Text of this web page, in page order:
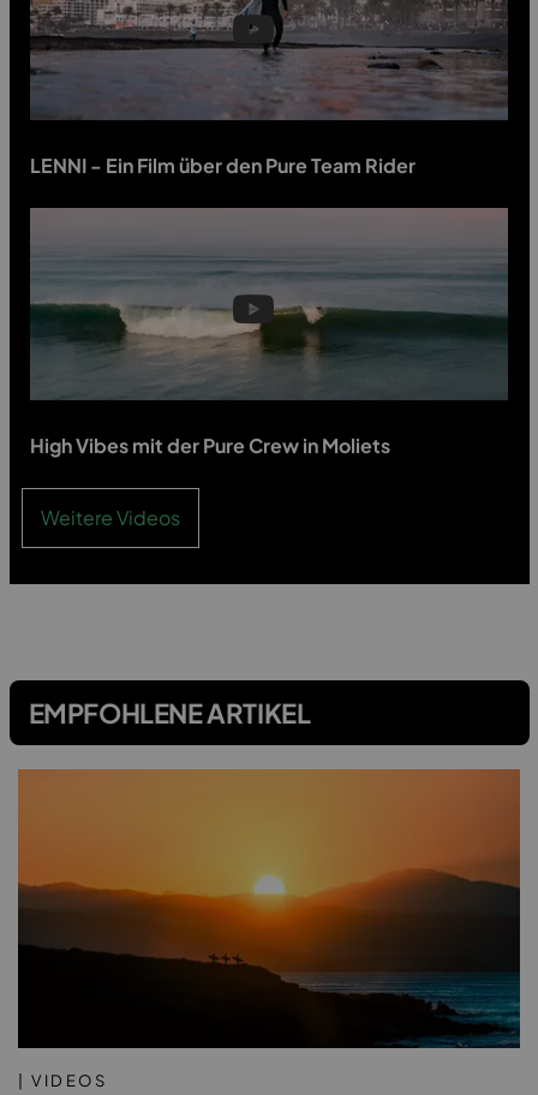
LENNI - Ein Film über den Pure Team Rider
High Vibes mit der Pure Crew in Moliets
Weitere Videos
EMPFOHLENE ARTIKEL
| VIDEOS